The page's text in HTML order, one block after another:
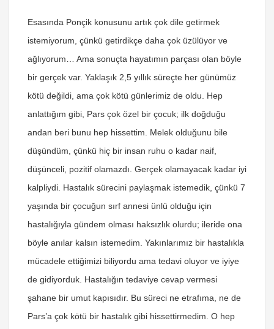
Esasında Ponçik konusunu artık çok dile getirmek
istemiyorum, çünkü getirdikçe daha çok üzülüyor ve
ağlıyorum… Ama sonuçta hayatımın parçası olan böyle
bir gerçek var. Yaklaşık 2,5 yıllık süreçte her günümüz
kötü değildi, ama çok kötü günlerimiz de oldu. Hep
anlattığım gibi, Pars çok özel bir çocuk; ilk doğduğu
andan beri bunu hep hissettim. Melek olduğunu bile
düşündüm, çünkü hiç bir insan ruhu o kadar naif,
düşünceli, pozitif olamazdı. Gerçek olamayacak kadar iyi
kalpliydi. Hastalık sürecini paylaşmak istemedik, çünkü 7
yaşında bir çocuğun sırf annesi ünlü olduğu için
hastalığıyla gündem olması haksızlık olurdu; ileride ona
böyle anılar kalsın istemedim. Yakınlarımız bir hastalıkla
mücadele ettiğimizi biliyordu ama tedavi oluyor ve iyiye
de gidiyorduk. Hastalığın tedaviye cevap vermesi
şahane bir umut kapısıdır. Bu süreci ne etrafıma, ne de
Pars’a çok kötü bir hastalık gibi hissettirmedim. O hep